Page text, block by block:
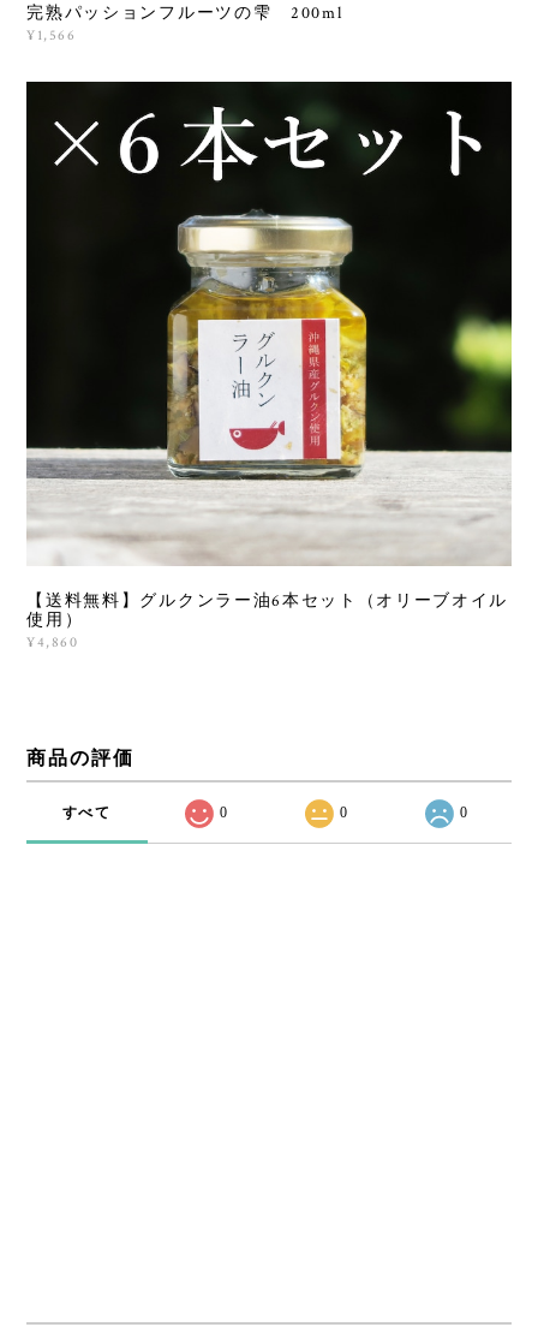
完熟パッションフルーツの雫 200ml
¥1,566
【送料無料】グルクンラー油6本セット（オリーブオイル
使用）
¥4,860
商品の評価
すべて 0 0 0